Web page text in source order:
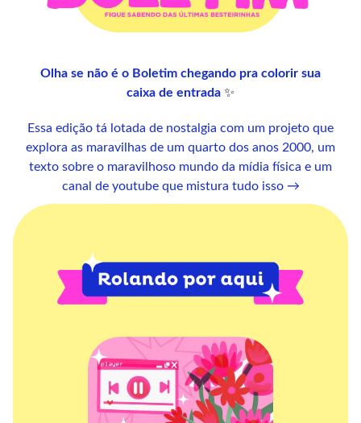
Olha se não é o Boletim chegando pra colorir sua
caixa de entrada ✨
Essa edição tá lotada de nostalgia com um projeto que
explora as maravilhas de um quarto dos anos 2000, um
texto sobre o maravilhoso mundo da mídia física e um
canal de youtube que mistura tudo isso →